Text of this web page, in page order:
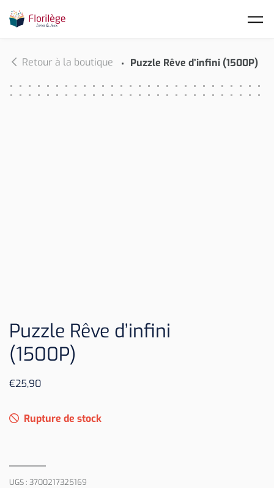
Retour à la boutique Puzzle Rêve d’infini (1500P)
Puzzle Rêve d’infini
(1500P)
€25,90
Rupture de stock
UGS : 3700217325169